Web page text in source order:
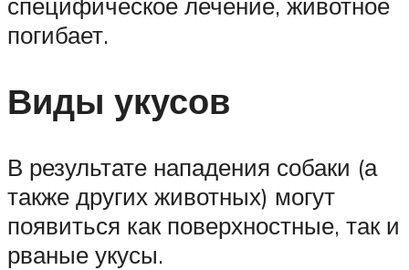
погибает.
Виды укусов
В результате нападения собаки (а
также других животных) могут
появиться как поверхностные, так и
рваные укусы.